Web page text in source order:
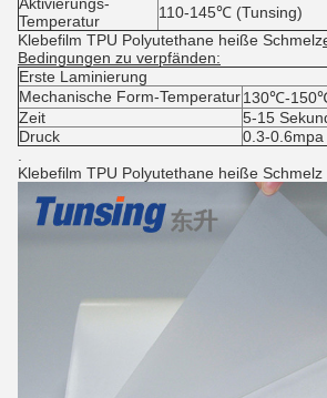
Temperatur
110-145℃ (Tunsing)
Klebefilm TPU Polyutethane heiße Schmelz
Bedingungen zu verpfänden:
Erste Laminierung
Mechanische Form-Temperatur130℃-
Zeit
5-15
Druck
0.3-0.6mpa
Klebefilm TPU Polyutethane heiße Schmelz